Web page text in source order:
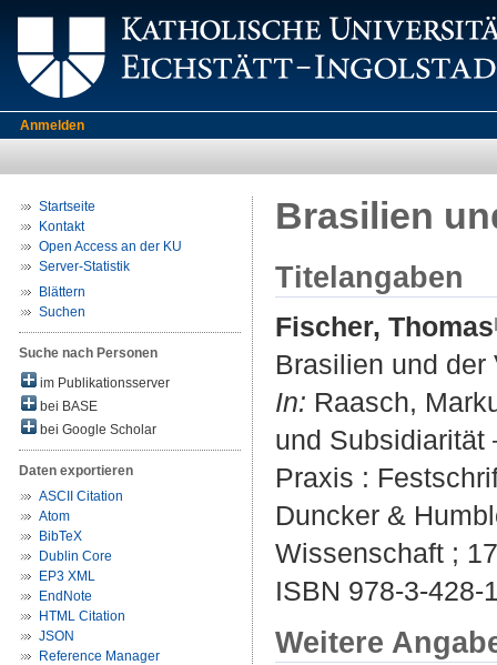
Anmelden
Startseite
Kontakt
Open Access an der KU
Server-Statistik
Blättern
Suchen
Suche nach Personen
im Publikationsserver
bei BASE
bei Google Scholar
Daten exportieren
ASCII Citation
Atom
BibTeX
Dublin Core
EP3 XML
EndNote
HTML Citation
JSON
Reference Manager
Brasilien
Titelangaben
Fischer, Thomas
Brasilien und der
In: Raasch,
und Subsidiarität
Praxis :
Duncker &
Wissenschaft ;
ISBN 978-3-428-
Weitere